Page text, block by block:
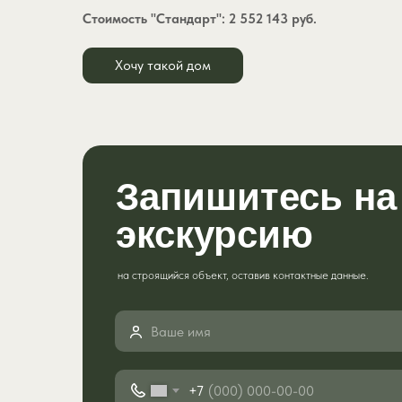
Стоимость "Стандарт": 2 552 143 руб.
Хочу такой дом
+7
Запишитесь на
экскурсию
на строящийся объект, оставив контактные данные.